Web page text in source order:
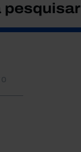
pesquisar